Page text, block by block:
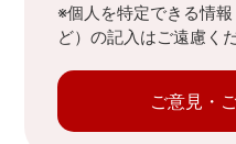
※個人を特定できる情
ど）の記入はご遠慮く
ご意見・